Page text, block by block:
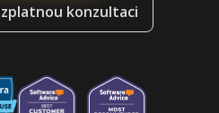
konzultaci